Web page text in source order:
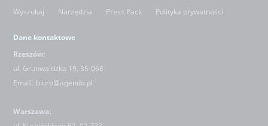
Wyszukaj
Narzędzia Press Pack Polityka prywatności
Dane kontaktowe
Rzeszów:
ul. Grunwaldzka 19, 35-068
Email: biuro@agendo.pl
Warszawa: